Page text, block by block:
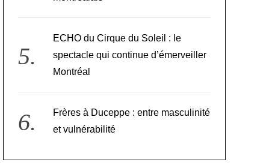
ECHO du Cirque du Soleil : le
spectacle qui continue d’émerveiller
Montréal
Frères à Duceppe : entre masculinité
et vulnérabilité